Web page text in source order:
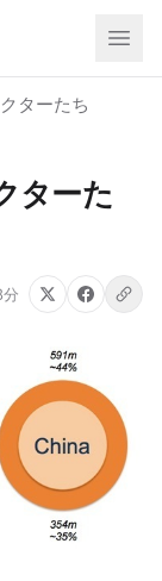
ターたち
ターた